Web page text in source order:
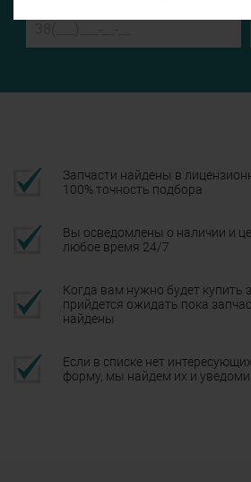
Запчасти найдены в
100% точность подбора
Вы осведомлены о наличии и
любое время 24/7
Когда вам нужно будет купить
прийдется ожидать пока
найдены
Если в списке нет
форму, мы найдем их и